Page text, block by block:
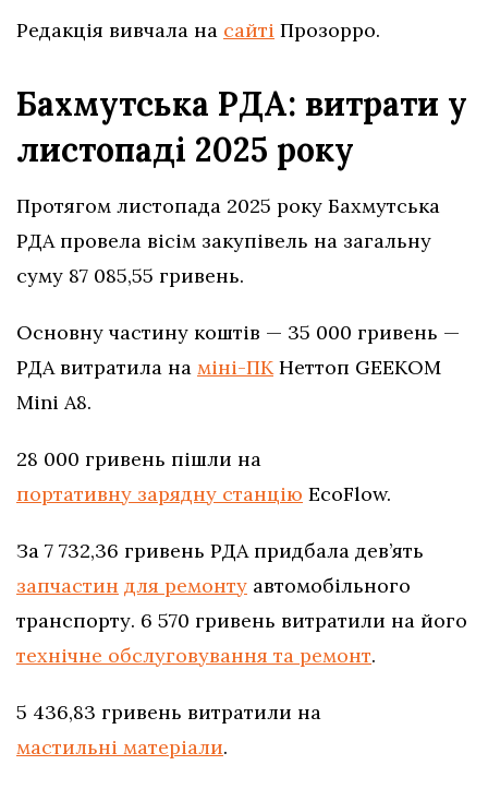
Редакція вивчала на сайті Прозорро.
Бахмутська РДА: витрати у
листопаді 2025 року
Протягом листопада 2025 року Бахмутська
РДА провела вісім закупівель на загальну
суму 87 085,55 гривень.
Основну частину коштів — 35 000 гривень —
РДА витратила на міні-ПКНеттоп GEEKOM
Mini A8.
28 000 гривень пішли на
портативну зарядну станцію EcoFlow.
За 7 732,36 гривень РДА придбала дев’ять
запчастин для ремонту автомобільного
транспорту. 6 570 гривень витратили на його
технічне обслуговування та ремонт.
5 436,83 гривень витратили на
мастильні матеріали.